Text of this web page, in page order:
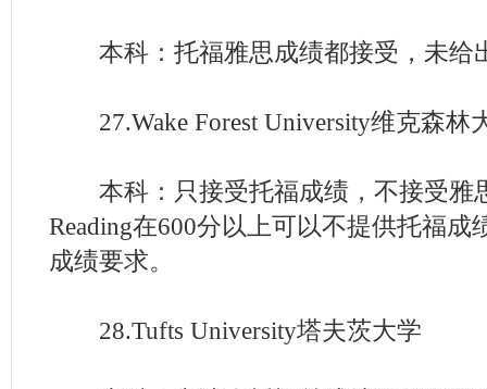
本科：托福雅思成绩都接受，未给
27.Wake Forest University维克森林
本科：只接受托福成绩，不接受雅
Reading在600分以上可以不提供托福成
成绩要求。
28.Tufts University塔夫茨大学